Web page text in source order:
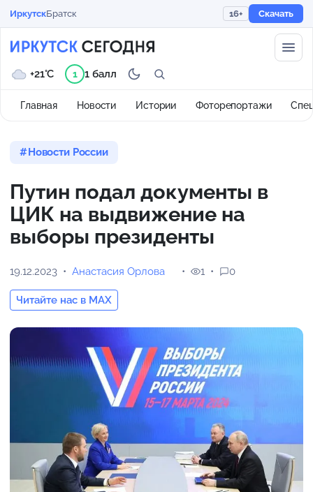
ИркутскБратск 16+ Скачать
Главная Новости Истории Фоторепортажи
+21°C 1 1 балл
Новости России
Путин подал документы в
ЦИК на выдвижение на
выборы президенты
19.12.2023 Анастасия Орлова
Читайте нас в MAX
1 0